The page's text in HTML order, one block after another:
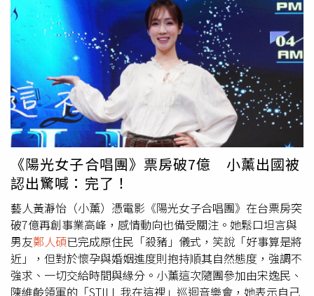
襄等藝人共襄盛舉。
場演出」，讓粉絲親身感受江湖兄弟的義氣與柔情。2024
年台北場票券秒殺、座無虛席，在南部粉絲敲碗兩年後，曼
尼娛樂終於宣告南下。監製張威縯感性表示：「謝謝粉絲的
陪伴，這次我們準備了更多驚喜與近距離互動遊戲，絕對要
給粉絲最好的體驗。」除了震撼的視聽享受，現場還將打造
專屬「角頭主題市集」，讓海音館化身最具台味美學的潮流
聖地。王識賢今（7日）帶著「角頭大軍」，高捷、王陽
明、張懷秋、黃騰浩、施名帥、唐振剛、黃尚禾、吳震亞、
陳萬號、吳長愷一起曝光帥氣短影音，正式宣佈《角頭唱演
會》將落地高雄，還在社群寫下「將有震撼消息於5月14
日，在角頭文創官方粉絲頁公布！」監製張威縯感性表示：
「謝謝《角頭》粉絲一直以來的支持與陪伴，也謝謝所有演
員都排除萬難參加，這次我們會有更多驚喜帶給大家，一定
給《角頭》粉絲最好的體驗。」王識賢更霸氣喊話：「相約
8月22日，高雄見！」
《陽光女子合唱團》票房破7億 小薰出國被
認出驚喊：完了！
藝人黃瀞怡（小薰）憑電影《陽光女子合唱團》在台票房突
破7億再創事業高峰，感情動向也備受關注。她鬆口坦言與
男友鄭人碩已完成原住民「殺豬」儀式，笑說「好事算是將
近」，但對於懷孕與婚姻進度則抱持順其自然態度，強調不
強求、一切交給時間與緣分。小薰這次隨團參加由宋逸民、
陳維齡領軍的「STILL 我在這裡」巡迴音樂會，她表示自己